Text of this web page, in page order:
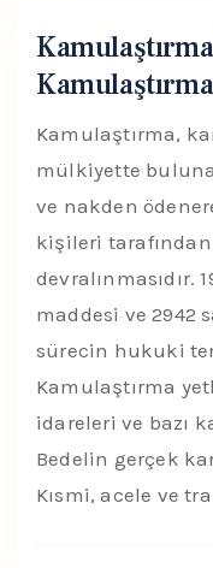
Kamulaştırma,
mülkiyette
ve nakden
kişileri
devralınmasıdır.
maddesi ve 2942
sürecin hukuki
Kamulaştırma
idareleri ve bazı
Bedelin gerçek
Kısmi, acele ve